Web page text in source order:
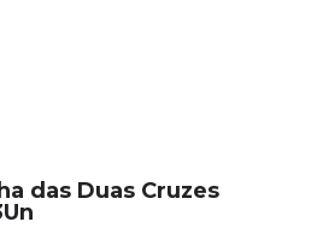
das Duas Cruzes